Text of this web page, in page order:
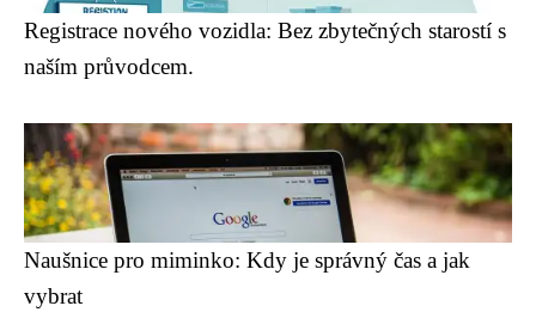
Registrace nového vozidla: Bez zbytečných starostí s
naším průvodcem.
Naušnice pro miminko: Kdy je správný čas a jak
vybrat